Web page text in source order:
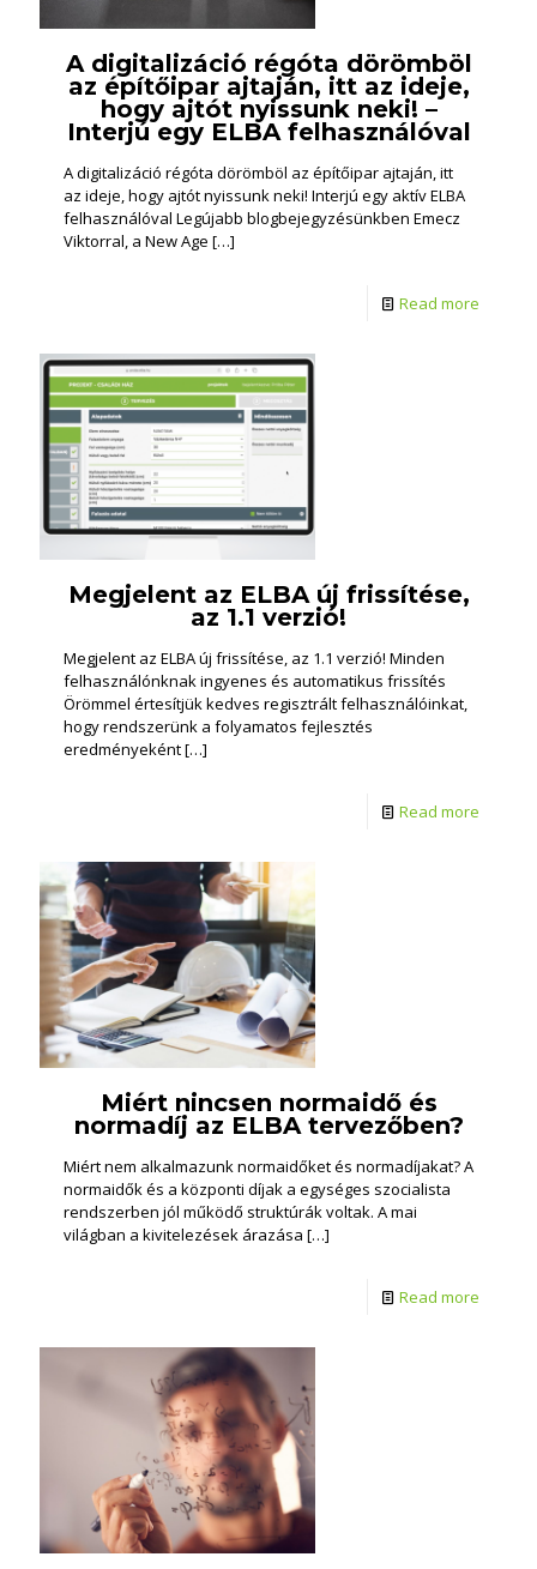
A digitalizáció régóta dörömböl
az építőipar ajtaján, itt az ideje,
hogy ajtót nyissunk neki! –
Interjú egy ELBA felhasználóval
A digitalizáció régóta dörömböl az építőipar ajtaján, itt
az ideje, hogy ajtót nyissunk neki! Interjú egy aktív ELBA
felhasználóval Legújabb blogbejegyzésünkben Emecz
Viktorral, a New Age […]
Read more
Megjelent az ELBA új frissítése,
az 1.1 verzió!
Megjelent az ELBA új frissítése, az 1.1 verzió! Minden
felhasználónknak ingyenes és automatikus frissítés
Örömmel értesítjük kedves regisztrált felhasználóinkat,
hogy rendszerünk a folyamatos fejlesztés
eredményeként[…]
Read more
Miért nincsen normaidő és
normadíj az ELBA tervezőben?
Miért nem alkalmazunk normaidőket és normadíjakat? A
normaidők és a központi díjak a egységes szocialista
rendszerben jól működő struktúrák voltak. A mai
világban a kivitelezések árazása […]
Read more